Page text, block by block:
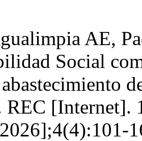
AE,
Social
[Internet].